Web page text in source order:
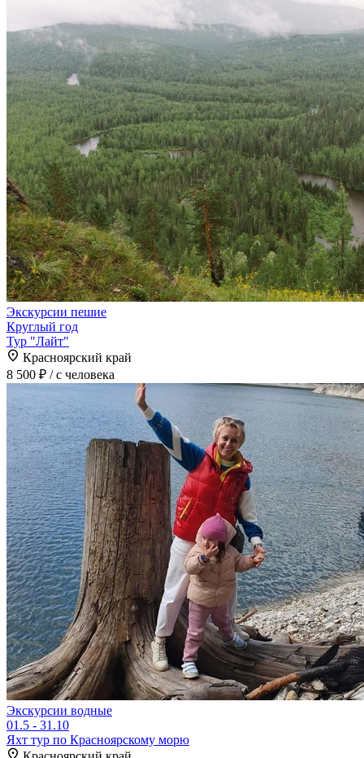
Экскурсии пешие
Круглый год
Тур "Лайт"
Красноярский край
8 500 ₽ / с человека
Экскурсии водные
01.5 - 31.10
Яхт тур по Красноярскому морю